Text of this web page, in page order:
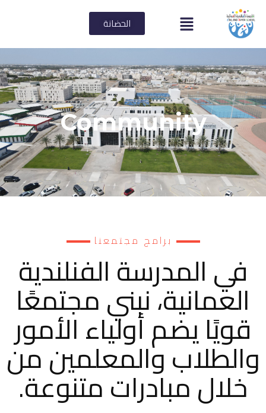
الحضانة
Community
برامج مجتمعنا
في المدرسة الفنلندية
العمانية، نبني مجتمعًا
قويًا يضم أولياء الأمور
والطلاب والمعلمين من
خلال مبادرات متنوعة.